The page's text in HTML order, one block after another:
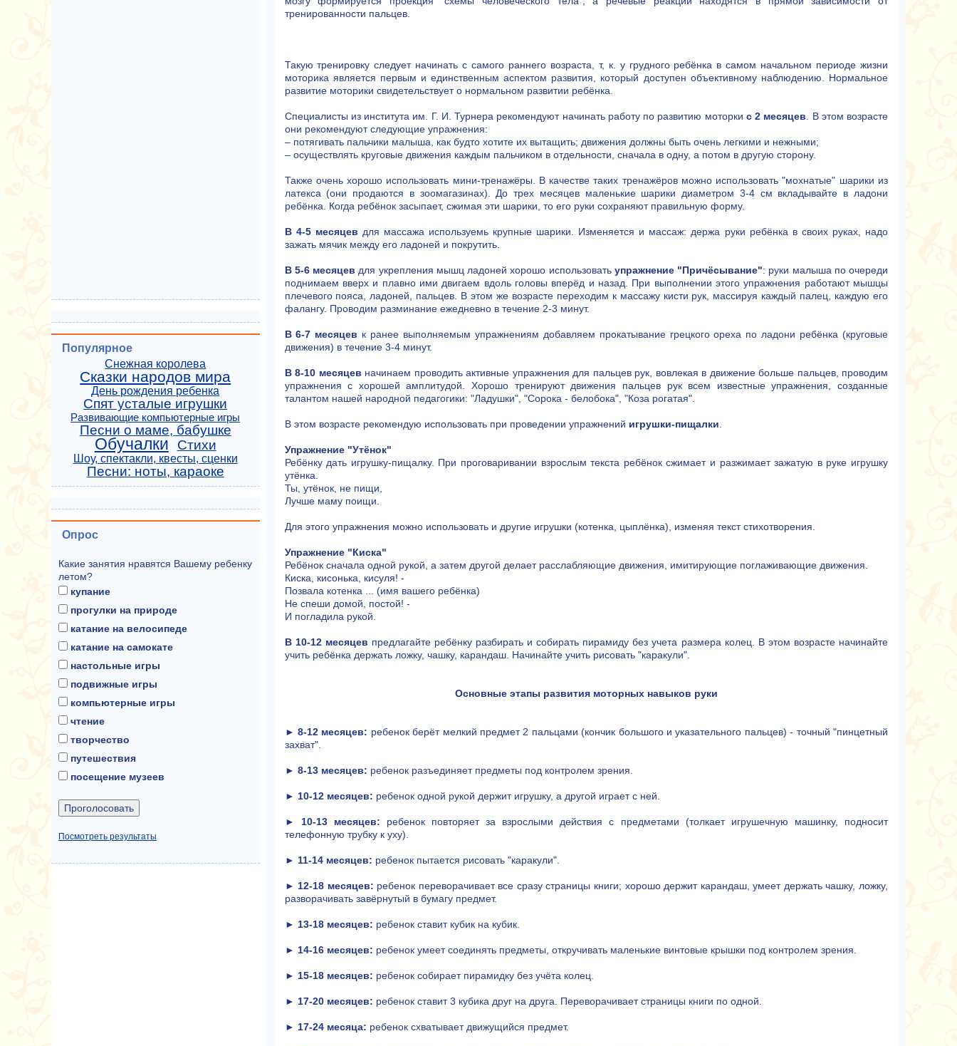
тренированности пальцев.
Такую тренировку следует начинать с самого раннего возраста, т, к. у грудного ребёнка в самом начальном периоде жизни
моторика является первым и единственным аспектом развития, который доступен объективному наблюдению. Нормальное
развитие моторики свидетельствует о нормальном развитии ребёнка.
Специалисты из института им. Г. И. Турнера рекомендуют начинать работу по развитию моторки с 2 месяцев . В этом возрасте
они рекомендуют следующие упражнения:
– потягивать пальчики малыша, как будто хотите их вытащить; движения должны быть очень легкими и нежными;
– осуществлять круговые движения каждым пальчиком в отдельности, сначала в одну, а потом в другую сторону.
Также очень хорошо использовать мини-тренажёры. В качестве таких тренажёров можно использовать "мохнатые" шарики из
латекса (они продаются в зоомагазинах). До трех месяцев маленькие шарики диаметром 3-4 см вкладывайте в ладони
ребёнка. Когда ребёнок засыпает, сжимая эти шарики, то его руки сохраняют правильную форму.
В 4-5 месяцев для массажа используемь крупные шарики. Изменяется и массаж: держа руки ребёнка в своих руках, надо
зажать мячик между его ладоней и покрутить.
В 5-6 месяцев для укрепления мышц ладоней хорошо использовать упражнение "Причёсывание": руки малыша по очереди
поднимаем вверх и плавно ими двигаем вдоль головы вперёд и назад. При выполнении этого упражнения работают мышцы
плечевого пояса, ладоней, пальцев. В этом же возрасте переходим к массажу кисти рук, массируя каждый палец, каждую его
фалангу. Проводим разминание ежедневно в течение 2-3 минут.
В 6-7 месяцев к ранее выполняемым упражнениям добавляем прокатывание грецкого ореха по ладони ребёнка (круговые
движения) в течение 3-4 минут.
В 8-10 месяцев начинаем проводить активные упражнения для пальцев рук, вовлекая в движение больше пальцев, проводим
упражнения с хорошей амплитудой. Хорошо тренируют движения пальцев рук всем известные упражнения, созданные
талантом нашей народной педагогики: "Ладушки", "Сорока - белобока", "Коза рогатая".
В этом возрасте рекомендую использовать при проведении упражнений игрушки-пищалки
Упражнение "Утёнок"
Ребёнку дать игрушку-пищалку. При проговаривании взрослым текста ребёнок сжимает и разжимает зажатую в руке игрушку
утёнка.
Ты, утёнок, не пищи,
Лучше маму поищи.
Для этого упражнения можно использовать и другие игрушки (котенка, цыплёнка), изменяя текст стихотворения.
Упражнение "Киска"
Ребёнок сначала одной рукой, а затем другой делает расслабляющие движения, имитирующие поглаживающие движения.
Киска, кисонька, кисуля! -
Позвала котенка ... (имя вашего ребёнка)
Не спеши домой, постой! -
И погладила рукой.
В 10-12 месяцев предлагайте ребёнку разбирать и собирать пирамиду без учета размера колец. В этом возрасте начинайте
учить ребёнка держать ложку, чашку, карандаш. Начинайте учить рисовать "каракули".
Основные этапы развития моторных навыков руки
► 8-12 месяцев: ребенок берёт мелкий предмет 2 пальцами (кончик большого и указательного пальцев) - точный "пинцетный
захват".
► 8-13 месяцев: ребенок разъединяет предметы под контролем зрения.
► 10-12 месяцев: ребенок одной рукой держит игрушку, а другой играет с ней.
► 10-13 месяцев: ребенок повторяет за взрослыми действия с предметами (толкает игрушечную машинку, подносит
телефонную трубку к уху).
► 11-14 месяцев: ребенок пытается рисовать "каракули".
► 12-18 месяцев: ребенок переворачивает все сразу страницы книги; хорошо держит карандаш, умеет держать чашку, ложку,
разворачивать завёрнутый в бумагу предмет.
► 13-18 месяцев: ребенок ставит кубик на кубик.
► 14-16 месяцев: ребенок умеет соединять предметы, откручивать маленькие винтовые крышки под контролем зрения.
► 15-18 месяцев: ребенок собирает пирамидку без учёта колец.
► 17-20 месяцев: ребенок ставит 3 кубика друг на друга. Переворачивает страницы книги по одной.
► 17-24 месяца: ребенок схватывает движущийся предмет.
Популярное
Снежная королева
Сказки народов мира
День рождения ребенка
Спят усталые игрушки
Развивающие компьютерные игры
Песни о маме, бабушке
Обучалки Стихи
Шоу, спектакли, квесты, сценки
Песни: ноты, караоке
Опрос
Какие занятия нравятся Вашему ребенку
летом?
купание
прогулки на природе
катание на велосипеде
катание на самокате
настольные игры
подвижные игры
компьютерные игры
чтение
творчество
путешествия
посещение музеев
Посмотреть результаты